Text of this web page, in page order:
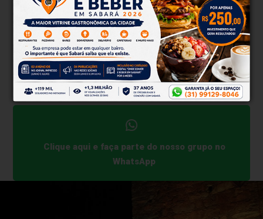
Local: Igreja Matriz de Nossa Senhora da Conceição
Procissão do Morro – Via Sacra até a Capela do
Bom Senhor Jesus
Data: 18 de abril (sexta-feira)
Horário: 4h
Concentração: Centro Histórico
Clique aqui e faça parte do nosso grupo no
WhatsApp